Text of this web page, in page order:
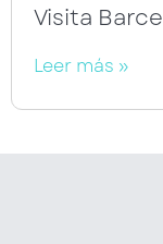
Visita
Leer más »